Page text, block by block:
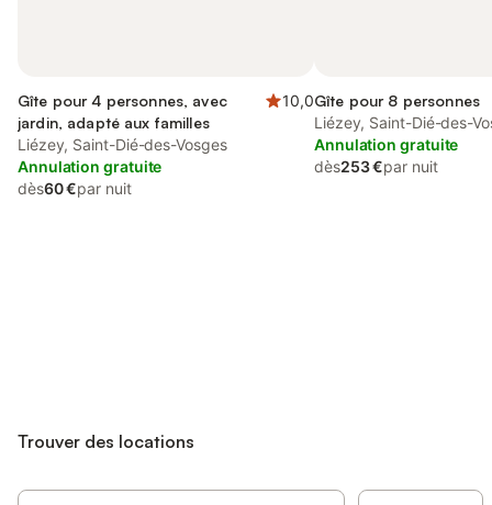
Gîte pour 4 personnes, avec
jardin, adapté aux familles
10,0
Liézey, Saint-Dié-des-Vosges
Annulation gratuite
dès60 €par nuit
Gîte pour 8 personnes
Liézey, Saint-Dié-des-
Annulation gratuite
dès253 €par nuit
Trouver des locations